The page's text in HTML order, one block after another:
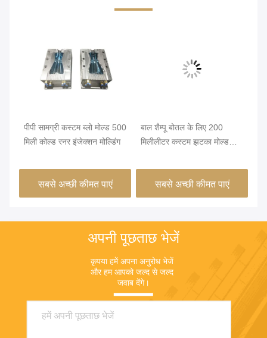
पीपी सामग्री कस्टम ब्लो मोल्ड 500
मिली कोल्ड रनर इंजेक्शन मोल्डिंग
सबसे अच्छी कीमत पाएं
बाल शैम्पू बोतल के लिए 200
मिलीलीटर कस्टम झटका मोल्ड
सबसे अच्छी कीमत पाएं
अपनी पूछताछ भेजें
कृपया हमें अपना अनुरोध भेजें
और हम आपको जल्द से जल्द
जवाब देंगे।